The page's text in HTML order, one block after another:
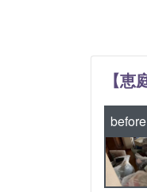
before